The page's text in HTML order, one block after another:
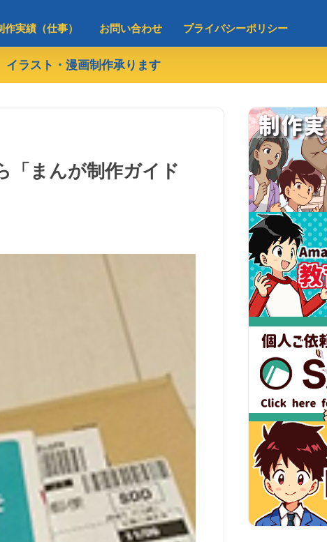
作実績（仕事） お問い合わせ プライバシーポリシー
イラスト・漫画制作承ります
「まんが制作ガイド